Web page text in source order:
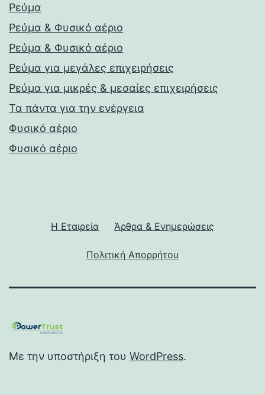
Ρεύμα
Ρεύμα & Φυσικό αέριο
Ρεύμα & Φυσικό αέριο
Ρεύμα για μεγάλες επιχειρήσεις
Ρεύμα για μικρές & μεσαίες επιχειρήσεις
Τα πάντα για την ενέργεια
Φυσικό αέριο
Φυσικό αέριο
Η Εταιρεία Άρθρα & Ενημερώσεις
Πολιτική Απορρήτου
Με την υποστήριξη του WordPress.